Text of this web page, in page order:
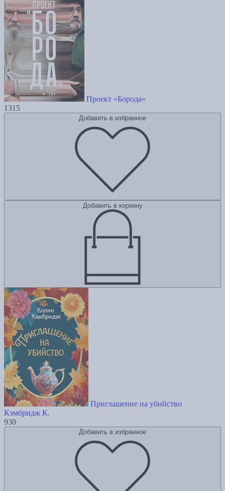
Проект «Борода»
1315
Добавить в избранное
Добавить в корзину
Приглашение на убийство
Кэмбридж К.
930
Добавить в избранное